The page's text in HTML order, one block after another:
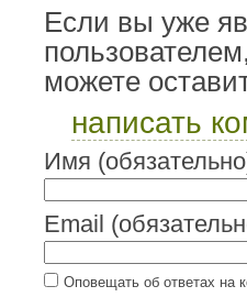
Если вы уже
пользователем,
можете
написать
Имя
Email
Оповещать об ответах на